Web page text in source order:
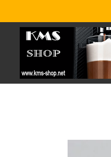
Hauptinhalt
springen